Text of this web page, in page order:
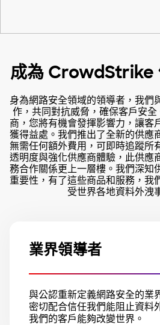
成為 CrowdStrike
身為網路安全領域的領導者，我們
作，共同對抗威脅，確保客戶安全
商，您將有機會發揮影響力，讓客
獲得益處。我們推出了全新的供應
無需任何額外費用，可即時追蹤所
透明度與強化供應商體驗，此供應
務合作關係更上一層樓。我們深知
重要性，有了這些商品和服務，我
受世界各地資料外洩
業界領導者
與公認重新定義網路安全的業
密切配合信任我們能阻止資料
我們的客戶能夠改變世界。